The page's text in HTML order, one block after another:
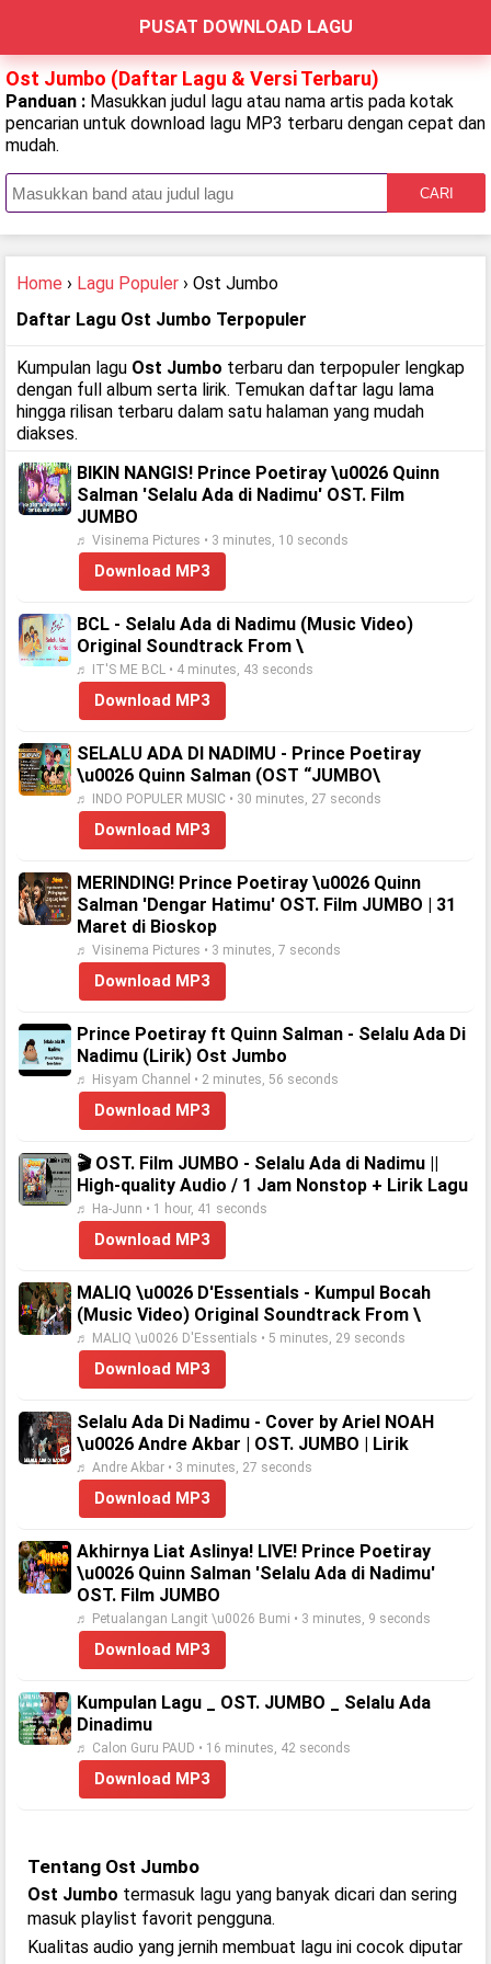
PUSAT DOWNLOAD LAGU
Ost Jumbo (Daftar Lagu & Versi Terbaru)
Panduan : Masukkan judul lagu atau nama artis pada kotak
pencarian untuk download lagu MP3 terbaru dengan cepat dan
mudah.
CARI
Home › Lagu Populer › Ost Jumbo
Daftar Lagu Ost Jumbo Terpopuler
Kumpulan lagu Ost Jumbo terbaru dan terpopuler lengkap
dengan full album serta lirik. Temukan daftar lagu lama
hingga rilisan terbaru dalam satu halaman yang mudah
diakses.
BIKIN NANGIS! Prince Poetiray \u0026 Quinn
Salman 'Selalu Ada di Nadimu' OST. Film
JUMBO
♬ Visinema Pictures • 3 minutes, 10 seconds
Download MP3
BCL - Selalu Ada di Nadimu (Music Video)
Original Soundtrack From \
♬ IT'S ME BCL • 4 minutes, 43 seconds
Download MP3
SELALU ADA DI NADIMU - Prince Poetiray
\u0026 Quinn Salman (OST “JUMBO\
♬ INDO POPULER MUSIC • 30 minutes, 27 seconds
Download MP3
MERINDING! Prince Poetiray \u0026 Quinn
Salman 'Dengar Hatimu' OST. Film JUMBO | 31
Maret di Bioskop
♬ Visinema Pictures • 3 minutes, 7 seconds
Download MP3
Prince Poetiray ft Quinn Salman - Selalu Ada Di
Nadimu (Lirik) Ost Jumbo
♬ Hisyam Channel • 2 minutes, 56 seconds
Download MP3
🎬 OST. Film JUMBO - Selalu Ada di Nadimu ||
High-quality Audio / 1 Jam Nonstop + Lirik Lagu
♬ Ha-Junn • 1 hour, 41 seconds
Download MP3
MALIQ \u0026 D'Essentials - Kumpul Bocah
(Music Video) Original Soundtrack From \
♬ MALIQ \u0026 D'Essentials • 5 minutes, 29 seconds
Download MP3
Selalu Ada Di Nadimu - Cover by Ariel NOAH
\u0026 Andre Akbar | OST. JUMBO | Lirik
♬ Andre Akbar • 3 minutes, 27 seconds
Download MP3
Akhirnya Liat Aslinya! LIVE! Prince Poetiray
\u0026 Quinn Salman 'Selalu Ada di Nadimu'
OST. Film JUMBO
♬ Petualangan Langit \u0026 Bumi • 3 minutes, 9 seconds
Download MP3
Kumpulan Lagu _ OST. JUMBO _ Selalu Ada
Dinadimu
♬ Calon Guru PAUD • 16 minutes, 42 seconds
Download MP3
Tentang Ost Jumbo
Ost Jumbo termasuk lagu yang banyak dicari dan sering
masuk playlist favorit pengguna.
Kualitas audio yang jernih membuat lagu ini cocok diputar